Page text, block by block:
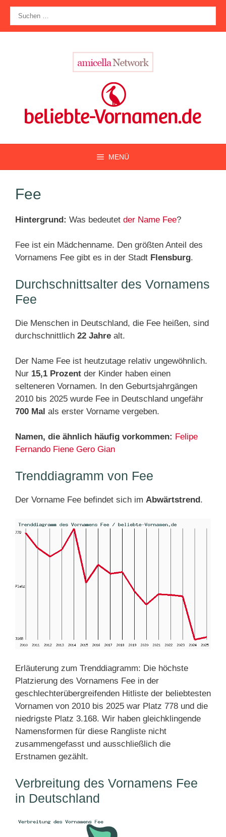
Zum
Inhalt
springen
nach:
MENÜ
Fee
Hintergrund: Was bedeutet der Name Fee?
Fee ist ein Mädchenname. Den größten Anteil des
Vornamens Fee gibt es in der Stadt Flensburg.
Durchschnittsalter des Vornamens
Fee
Die Menschen in Deutschland, die Fee heißen, sind
durchschnittlich 22 Jahre alt.
Der Name Fee ist heutzutage relativ ungewöhnlich.
Nur 15,1 Prozent der Kinder haben einen
selteneren Vornamen. In den Geburtsjahrgängen
2010 bis 2025 wurde Fee in Deutschland ungefähr
700 Mal als erster Vorname vergeben.
Namen, die ähnlich häufig vorkommen: Felipe
Fernando Fiene Gero Gian
Trenddiagramm von Fee
Der Vorname Fee befindet sich im Abwärtstrend.
Erläuterung zum Trenddiagramm: Die höchste
Platzierung des Vornamens Fee in der
geschlechterübergreifenden Hitliste der beliebtesten
Vornamen von 2010 bis 2025 war Platz 778 und die
niedrigste Platz 3.168. Wir haben gleichklingende
Namensformen für diese Rangliste nicht
zusammengefasst und ausschließlich die
Erstnamen gezählt.
Verbreitung des Vornamens Fee
in Deutschland